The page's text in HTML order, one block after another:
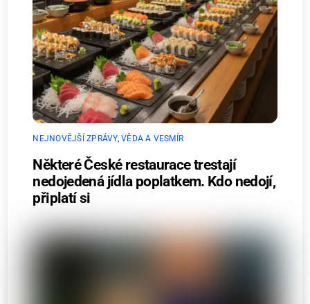
NEJNOVĚJŠÍ ZPRÁVY,VĚDA A VESMÍR
Některé České restaurace trestají
nedojedená jídla poplatkem. Kdo nedojí,
připlatí si